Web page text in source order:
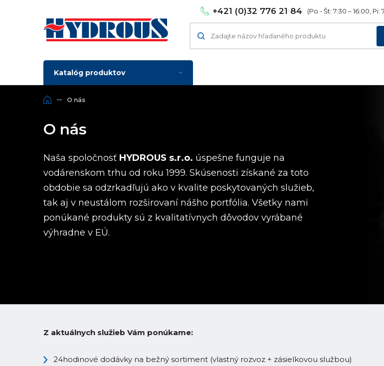
+421 (0)32 776 21 84 (Po - Št: 7:30 – 16:00, Pi:
Katalóg produktov
O nás
O nás
Naša spoločnosť HYDROUS s.r.o. úspešne funguje na
vodárenskom trhu od roku 1999. Skúsenosti získané za toto
obdobie sa odzrkadľujú ako v kvalite poskytovaných služieb,
tak aj v neustálom rozširovaní nášho portfólia. Všetky nami
ponúkané produkty sú z kvalitatívnych dôvodov vyrábané
výhradne v EÚ.
Z aktuálnych služieb Vám ponúkame:
24hodinové dodávky na bežný sortiment (vlastný rozvoz + zásielkovou službou)